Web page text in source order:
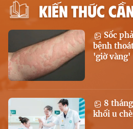
KIẾN THỨC
Sốc
bệnh
'giờ vàng'
8
khối u